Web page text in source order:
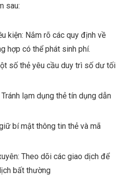
sau:
kiện: Nắm rõ các quy định về
hợp có thể phát sinh phí.
số thẻ yêu cầu duy trì số dư tối
lạm dụng thẻ tín dụng dẫn
bí mật thông tin thẻ và mã
Theo dõi các giao dịch để
bất thường